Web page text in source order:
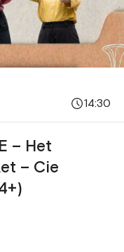
14:30
– Het
– Cie